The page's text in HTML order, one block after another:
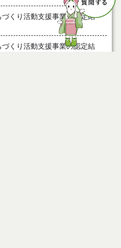
くり活動支援事業の認定結
くり活動支援事業の認定結